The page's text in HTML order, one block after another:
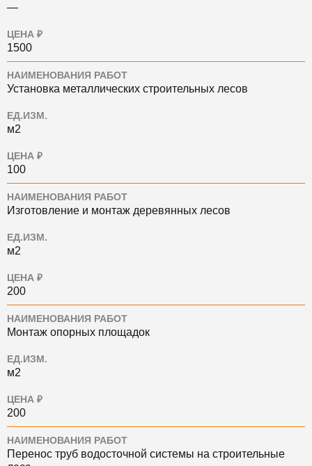
—
ЦЕНА ₽
1500
НАИМЕНОВАНИЯ РАБОТ
Установка металлических строительных лесов
ЕД.ИЗМ.
м2
ЦЕНА ₽
100
НАИМЕНОВАНИЯ РАБОТ
Изготовление и монтаж деревянных лесов
ЕД.ИЗМ.
м2
ЦЕНА ₽
200
НАИМЕНОВАНИЯ РАБОТ
Монтаж опорных площадок
ЕД.ИЗМ.
м2
ЦЕНА ₽
200
НАИМЕНОВАНИЯ РАБОТ
Перенос труб водосточной системы на строительные